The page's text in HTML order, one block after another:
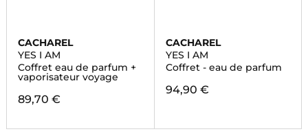
CACHAREL
YES I AM
Coffret eau de parfum +
vaporisateur voyage
89,70 €
CACHAREL
YES I AM
Coffret - eau de parfum
94,90 €